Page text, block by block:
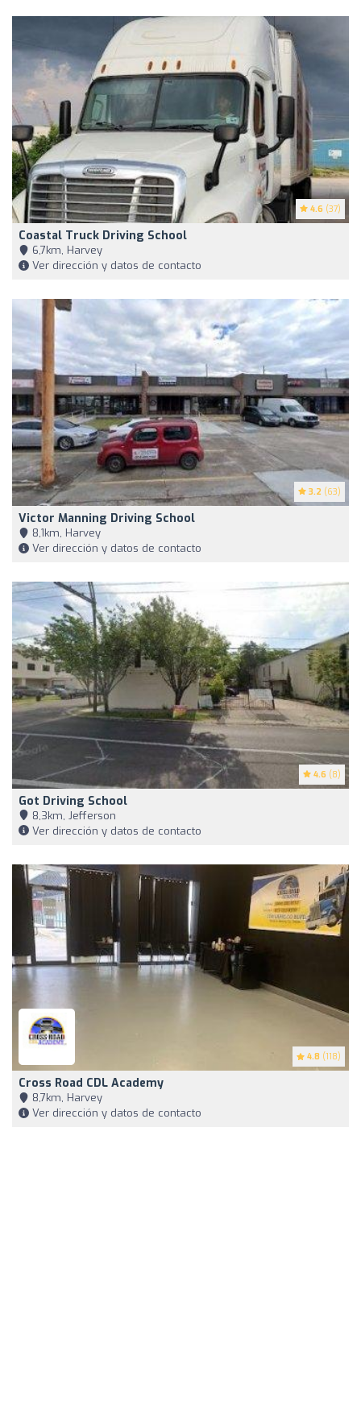
4.6 (37)
Coastal Truck Driving School
6,7km, Harvey
Ver dirección y datos de contacto
3.2 (63)
Victor Manning Driving School
8,1km, Harvey
Ver dirección y datos de contacto
4.6 (8)
Got Driving School
8,3km, Jefferson
Ver dirección y datos de contacto
4.8 (118)
Cross Road CDL Academy
8,7km, Harvey
Ver dirección y datos de contacto